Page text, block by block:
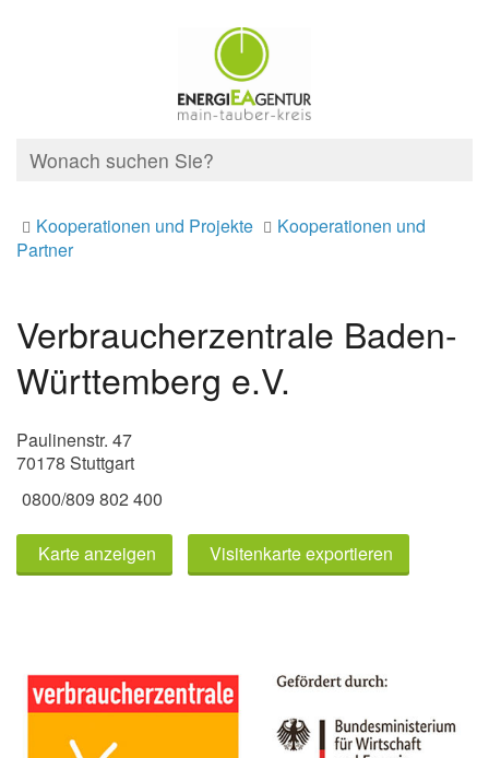
Kooperationen und Projekte
Kooperationen und
Partner
Verbraucherzentrale Baden-
Württemberg e.V.
Paulinenstr. 47
70178 Stuttgart
0800/809 802 400
Karte anzeigen Visitenkarte exportieren